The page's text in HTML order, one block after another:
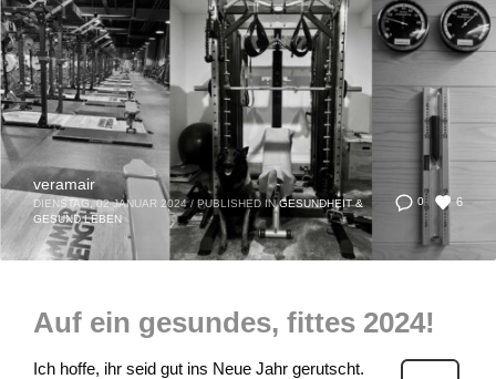
0 6
veramair
DIENSTAG, 02 JANUAR 2024 / PUBLISHED IN GESUNDHEIT &
GESUND LEBEN
Auf ein gesundes, fittes 2024!
Ich hoffe, ihr seid gut ins Neue Jahr gerutscht.